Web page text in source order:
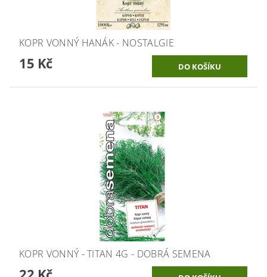
KOPR VONNÝ HANÁK - NOSTALGIE
15 Kč
KOPR VONNÝ - TITAN 4G - DOBRÁ SEMENA